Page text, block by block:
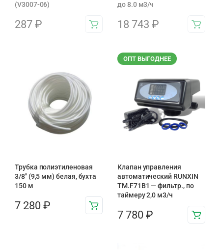
(V3007-06)
287 ₽
до 8.0 м3/ч
18 743 ₽
Трубка полиэтиленовая
3/8″ (9,5 мм) белая, бухта
150 м
7 280 ₽
ОПТ ВЫГОДНЕЕ
Клапан управления
автоматический RUNXIN
TM.F71B1 — фильтр., по
таймеру 2,0 м3/ч
7 780 ₽